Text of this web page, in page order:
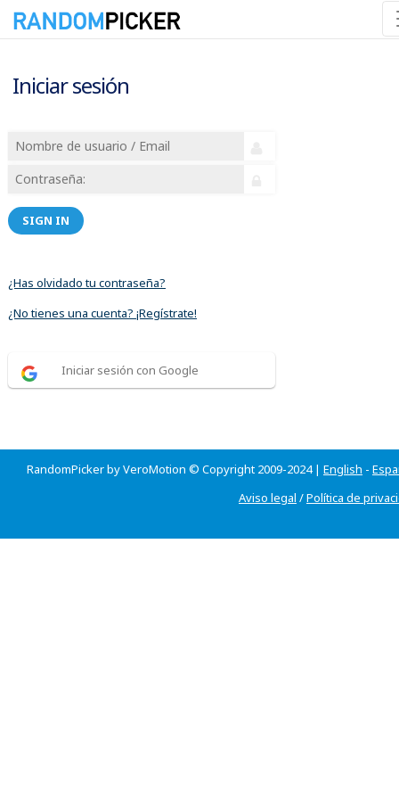
Iniciar sesión
SIGN IN
¿Has olvidado tu contraseña?
¿No tienes una cuenta? ¡Regístrate!
Iniciar sesión con Google
RandomPicker by VeroMotion © Copyright 2009-2024 | English -
Aviso legal /Política de